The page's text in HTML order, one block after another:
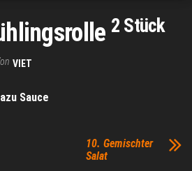
2 Stück
VIET
Sauce
10. Gemischter
Salat